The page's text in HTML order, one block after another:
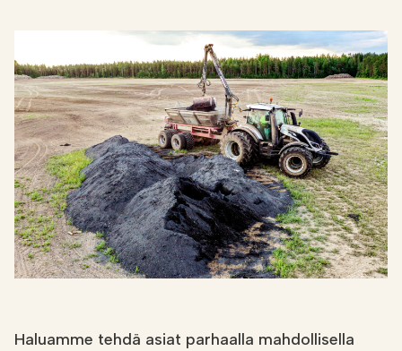
Ota yhteyttä
FI Etsi
VERKKOKAUPPA
Haluamme tehdä asiat parhaalla mahdollisella